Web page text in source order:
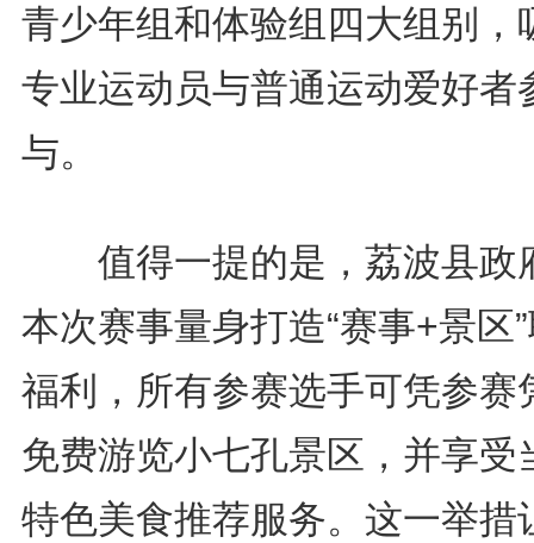
青少年组和体验组四大组别，
专业运动员与普通运动爱好者
与。
值得一提的是，荔波县政
本次赛事量身打造“赛事+景区
福利，所有参赛选手可凭参赛
免费游览小七孔景区，并享受
特色美食推荐服务。这一举措